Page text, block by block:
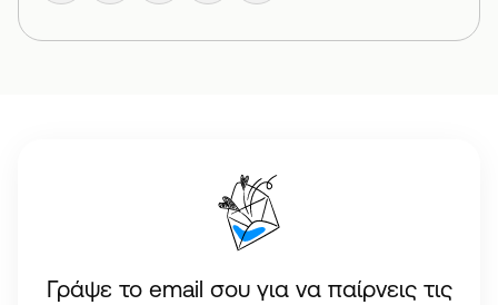
Γράψε το email σου για να παίρνεις τις